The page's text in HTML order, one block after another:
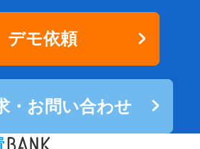
デモ依頼
・お問い合わせ